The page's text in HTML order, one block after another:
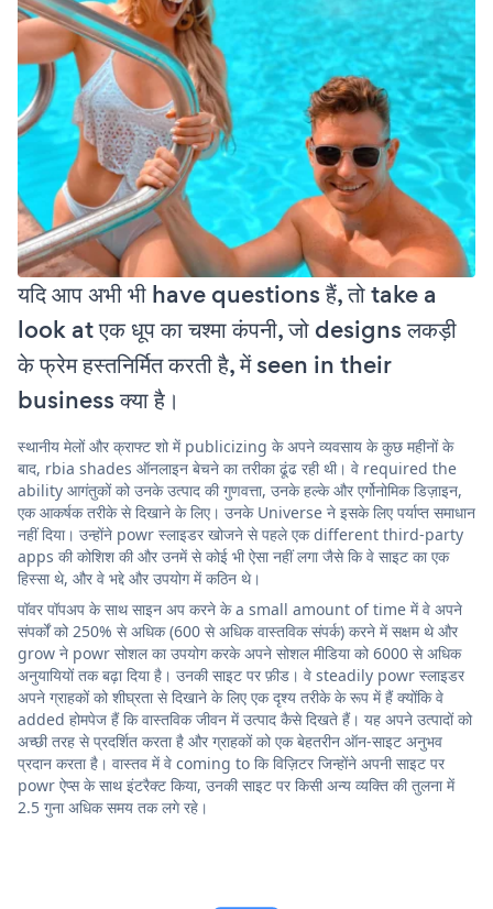
यदि आप अभी भी have questions हैं, तो take a
look at एक धूप का चश्मा कंपनी, जो designs लकड़ी
के फ्रेम हस्तनिर्मित करती है, में seen in their
business क्या है।
स्थानीय मेलों और क्राफ्ट शो में publicizing के अपने व्यवसाय के कुछ महीनों के
बाद, rbia shades ऑनलाइन बेचने का तरीका ढूंढ रही थी। वे required the
ability आगंतुकों को उनके उत्पाद की गुणवत्ता, उनके हल्के और एर्गोनोमिक डिज़ाइन,
एक आकर्षक तरीके से दिखाने के लिए। उनके Universe ने इसके लिए पर्याप्त समाधान
नहीं दिया। उन्होंने powr स्लाइडर खोजने से पहले एक different third-party
apps की कोशिश की और उनमें से कोई भी ऐसा नहीं लगा जैसे कि वे साइट का एक
हिस्सा थे, और वे भद्दे और उपयोग में कठिन थे।
पॉवर पॉपअप के साथ साइन अप करने के a small amount of time में वे अपने
संपर्कों को 250% से अधिक (600 से अधिक वास्तविक संपर्क) करने में सक्षम थे और
grow ने powr सोशल का उपयोग करके अपने सोशल मीडिया को 6000 से अधिक
अनुयायियों तक बढ़ा दिया है। उनकी साइट पर फ़ीड। वे steadily powr स्लाइडर
अपने ग्राहकों को शीघ्रता से दिखाने के लिए एक दृश्य तरीके के रूप में हैं क्योंकि वे
added होमपेज हैं कि वास्तविक जीवन में उत्पाद कैसे दिखते हैं। यह अपने उत्पादों को
अच्छी तरह से प्रदर्शित करता है और ग्राहकों को एक बेहतरीन ऑन-साइट अनुभव
प्रदान करता है। वास्तव में वे coming to कि विज़िटर जिन्होंने अपनी साइट पर
powr ऐप्स के साथ इंटरैक्ट किया, उनकी साइट पर किसी अन्य व्यक्ति की तुलना में
2.5 गुना अधिक समय तक लगे रहे।